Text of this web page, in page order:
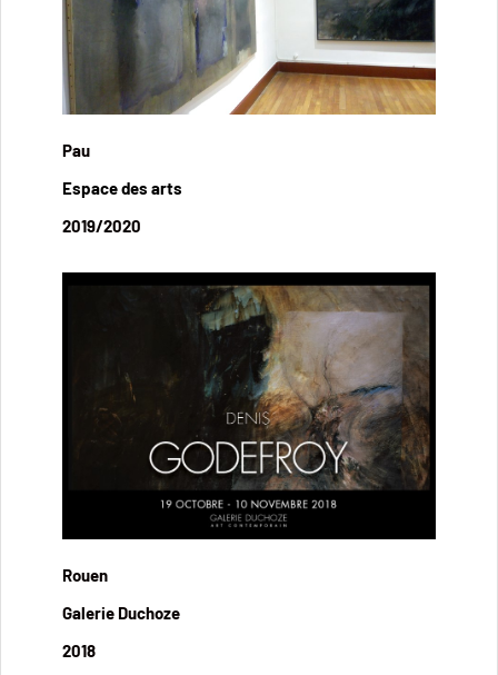
Pau
Espace des arts
2019/2020
Rouen
Galerie Duchoze
2018